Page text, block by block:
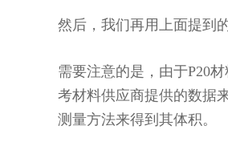
然后，我们再用上面提到
需要注意的是，由于P20
考材料供应商提供的数据
测量方法来得到其体积。